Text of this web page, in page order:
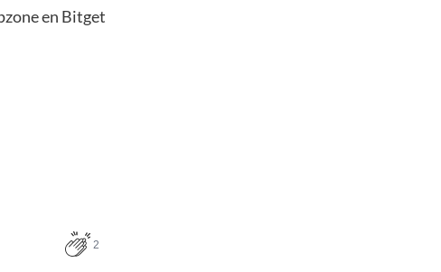
en Bitget
2